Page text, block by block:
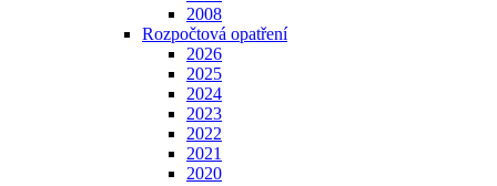
2008
Rozpočtová opatření
2026
2025
2024
2023
2022
2021
2020